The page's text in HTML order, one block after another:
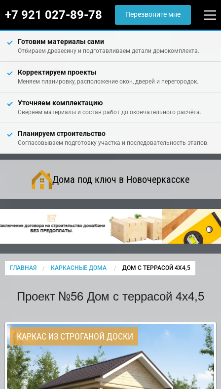
+7 921 027-89-78 Перезвоните мне
Готовим материалы сами
Отбираем древесину и подготавливаем детали домокомплекта.
Корректируем проекты
Меняем планировку, расположение окон, дверей и перегородок.
Уточняем комплектацию
Сверяем материалы и состав работ до окончательного расчёта.
Планируем строительство
Согласовываем подготовку участка и последовательность этапов.
Дома под ключ в Новочеркасске
ГЛАВНАЯ КАРКАСНЫЕ ДОМА CURRENT:
ДОМ С ТЕРРАСОЙ 4Х4,5
Проект №56 Дом с террасой 4х4,5
КАРКАС ИЗ СТРОГАНОЙ ДОСКИ